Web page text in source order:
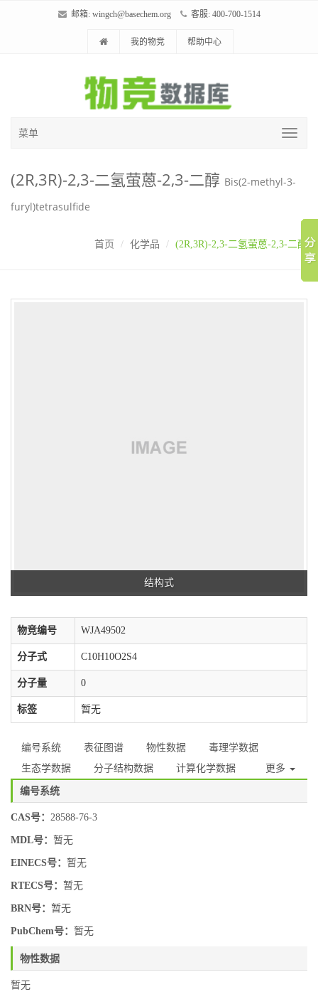
邮箱: wingch@basechem.org 客服: 400-700-1514
我的物竞 帮助中心
菜单
(2R,3R)-2,3-二氢萤蒽-2,3-二醇 Bis(2-methyl-3-
furyl)tetrasulfide
首页 化学品 (2R,3R)-2,3-二氢萤蒽-2,3-二醇
结构式
物竞编号 WJA49502
分子式 C10H10O2S4
分子量 0
标签 暂无
编号系统 表征图谱 物性数据
毒理学数据
生态学数据
分子结构数据 计算化学数据 更多
编号系统
CAS号： 28588-76-3
MDL号： 暂无
EINECS号： 暂无
RTECS号： 暂无
BRN号： 暂无
PubChem号： 暂无
物性数据
暂无